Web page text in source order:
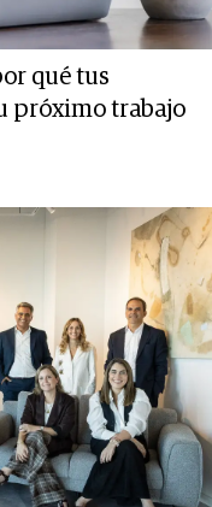
qué tus
próximo trabajo